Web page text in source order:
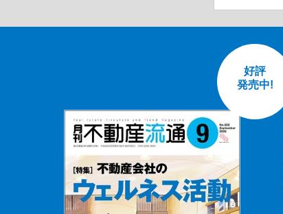
好評
発売中!